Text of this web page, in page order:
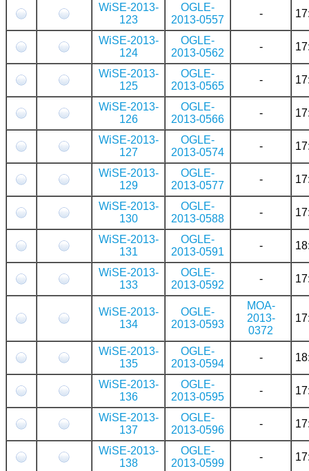
WiSE-2013-
123
OGLE-
2013-0557
-
WiSE-2013-
124
OGLE-
2013-0562
-
WiSE-2013-
125
OGLE-
2013-0565
-
WiSE-2013-
126
OGLE-
2013-0566
-
WiSE-2013-
127
OGLE-
2013-0574
-
WiSE-2013-
129
OGLE-
2013-0577
-
WiSE-2013-
130
OGLE-
2013-0588
-
WiSE-2013-
131
OGLE-
2013-0591
-
WiSE-2013-
133
OGLE-
2013-0592
-
WiSE-2013-
134
OGLE-
2013-0593
MOA-
2013-
0372
WiSE-2013-
135
OGLE-
2013-0594
-
WiSE-2013-
136
OGLE-
2013-0595
-
WiSE-2013-
137
OGLE-
2013-0596
-
WiSE-2013-
138
OGLE-
2013-0599
-